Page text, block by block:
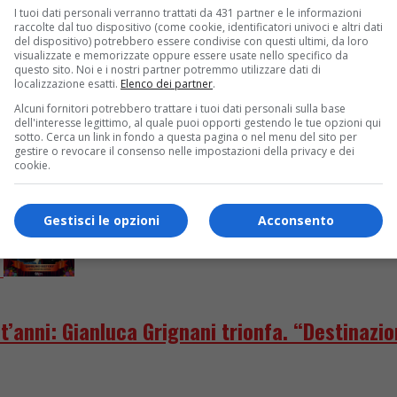
in arrivo “Fammi sentire bella”, brano
in occasione dello speciale di Rai3 sulla vita della
Gianluca Grignani trionfa.
I tuoi dati personali verranno trattati da 431 partner e le informazioni
raccolte dal tuo dispositivo (come cookie, identificatori univoci e altri dati
del dispositivo) potrebbero essere condivise con questi ultimi, da loro
visualizzate e memorizzate oppure essere usate nello specifico da
questo sito. Noi e i nostri partner potremmo utilizzare dati di
localizzazione esatti. Elenco dei partner.
Alcuni fornitori potrebbero trattare i tuoi dati personali sulla base
dell'interesse legittimo, al quale puoi opporti gestendo le tue opzioni qui
sotto. Cerca un link in fondo a questa pagina o nel menu del sito per
gestire o revocare il consenso nelle impostazioni della privacy e dei
cookie.
Acconsento
Gestisci le opzioni